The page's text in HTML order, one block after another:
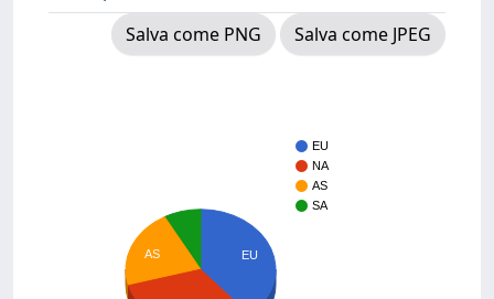
Salva come PNG
Salva come JPEG
EU
NA
AS
SA
EU
AS